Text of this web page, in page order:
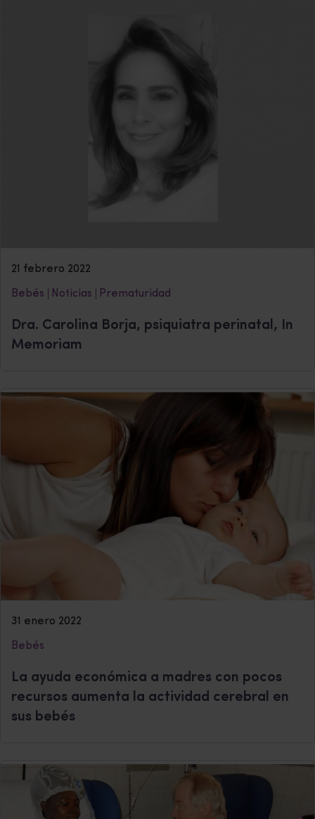
21 febrero 2022
Bebés Noticias Prematuridad
Dra. Carolina Borja, psiquiatra perinatal, In
Memoriam
31 enero 2022
Bebés
La ayuda económica a madres con pocos
recursos aumenta la actividad cerebral en
sus bebés